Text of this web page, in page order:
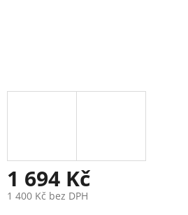
1 694 Kč
1 400 Kč bez DPH